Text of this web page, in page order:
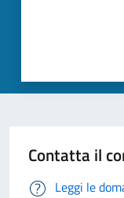
Contatta il
Leggi le